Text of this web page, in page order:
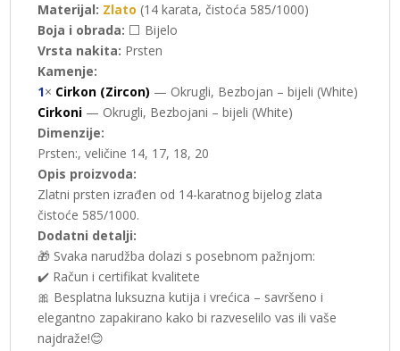
Materijal: Zlato (14 karata, čistoća 585/1000)
Boja i obrada: ⬜ Bijelo
Vrsta nakita: Prsten
Kamenje:
1× Cirkon (Zircon) — Okrugli, Bezbojan – bijeli (White)
Cirkoni — Okrugli, Bezbojani – bijeli (White)
Dimenzije:
Prsten:, veličine 14, 17, 18, 20
Opis proizvoda:
Zlatni prsten izrađen od 14-karatnog bijelog zlata
čistoće 585/1000.
Dodatni detalji:
🎁 Svaka narudžba dolazi s posebnom pažnjom:
✔️ Račun i certifikat kvalitete
🎀 Besplatna luksuzna kutija i vrećica – savršeno i
elegantno zapakirano kako bi razveselilo vas ili vaše
najdraže!😊